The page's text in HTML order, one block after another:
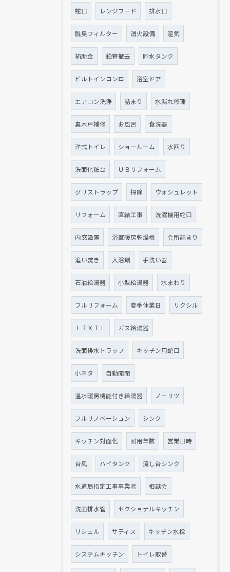
蛇口 レンジフード 排水口
脱臭フィルター 消火設備 湿気
補助金 鉛管撤去 貯水タンク
ビルトインコンロ 浴室ドア
エアコン洗浄 詰まり 水漏れ修理
裏木戸補修 お風呂 食洗器
洋式トイレ ショールーム 水回り
洗面化粧台 ＵＢリフォーム
グリストラップ 掃除 ウォシュレット
リフォーム 直結工事 洗濯機用蛇口
内窓設置 浴室暖房乾燥機 会所詰まり
追い焚き 入浴剤 手洗い器
石油給湯器 小型給湯器 水まわり
フルリフォーム 夏季休業日 リクシル
ＬＩＸＩＬ ガス給湯器
洗面排水トラップ キッチン用蛇口
小ネタ 自動開閉
温水暖房機能付き給湯器 ノーリツ
フルリノベーション シンク
キッチン対面化 耐用年数 営業日時
台風 ハイタンク 流し台シンク
水道局指定工事事業者 相談会
洗面排水管 セクショナルキッチン
リシェル サティス キッチン水栓
システムキッチン トイレ取替